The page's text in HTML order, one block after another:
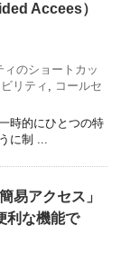
Accees）
ィのショートカッ
リティ , コールセ
時的にひとつの特
に制 ...
易アクセス」
利な機能で